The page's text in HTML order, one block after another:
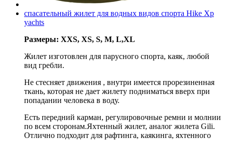
спасательный жилет для водных видов спорта Hike Xp
yachts
Размеры: XXS, XS, S, M, L,XL
Жилет изготовлен для парусного спорта, каяк, любой
вид гребли.
Не стесняет движения , внутри имеется прорезиненная
ткань, которая не дает жилету подниматься вверх при
попадании человека в воду.
Есть передний карман, регулировочные ремни и молнии
по всем сторонам.Яхтенный жилет, аналог жилета Gili.
Отлично подходит для рафтинга, каякинга, яхтенного